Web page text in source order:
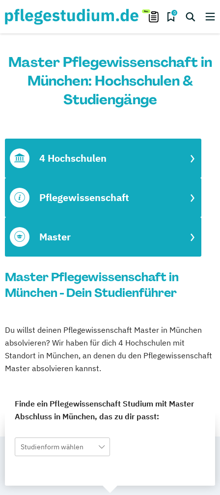
0
Master Pflegewissenschaft in
München: Hochschulen &
Studiengänge
Master
Pflegewissenschaft
4 Hochschulen
Master Pflegewissenschaft in
München - Dein Studienführer
Du willst deinen Pflegewissenschaft Master in München
absolvieren? Wir haben für dich 4 Hochschulen mit
Standort in München, an denen du den Pflegewissenschaft
Master absolvieren kannst.
Finde ein Pflegewissenschaft Studium mit Master
Abschluss in München, das zu dir passt:
Studienform wählen